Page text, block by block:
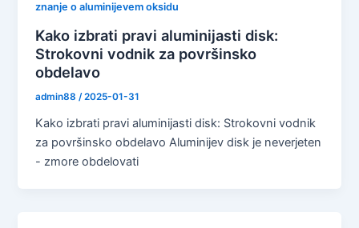
znanje o aluminijevem oksidu
Kako izbrati pravi aluminijasti disk:
Strokovni vodnik za površinsko
obdelavo
admin88/2025-01-31
Kako izbrati pravi aluminijasti disk: Strokovni vodnik
za površinsko obdelavo Aluminijev disk je neverjeten
- zmore obdelovati